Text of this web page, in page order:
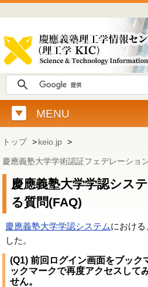
MENU
トップ >keio.jp >
慶應義塾大学学術認証フェデレーショ
慶應義塾大学学認シス
る質問(FAQ)
慶應義塾大学学認システムにおける
した。
(Q1) 前回ログイン画面をブック
ックマークで再度アクセスして
せん。